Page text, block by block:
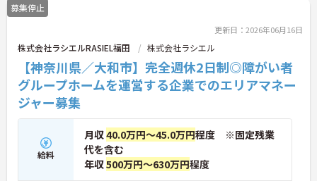
募集停止
更新日：2026年06月16日
株式会社ラシエルRASIEL福田 株式会社ラシエル
【神奈川県／大和市】完全週休2日制◎障がい者
グループホームを運営する企業でのエリアマネー
ジャー募集
給料
月収40.0万円～45.0万円程度 ※固定残業
代を含む
年収500万円～630万円程度